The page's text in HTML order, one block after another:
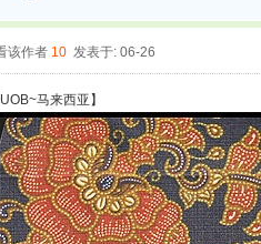
该作者 10 发表于: 06-26
UOB~马来西亚】